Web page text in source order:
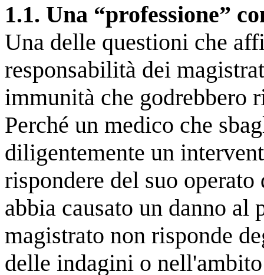
1.1. Una “professione”
Una delle questioni che
responsabilità dei
immunità che godrebbero
Perché un medico che
diligentemente un
rispondere del suo
abbia causato un danno al
magistrato non risponde
delle indagini o